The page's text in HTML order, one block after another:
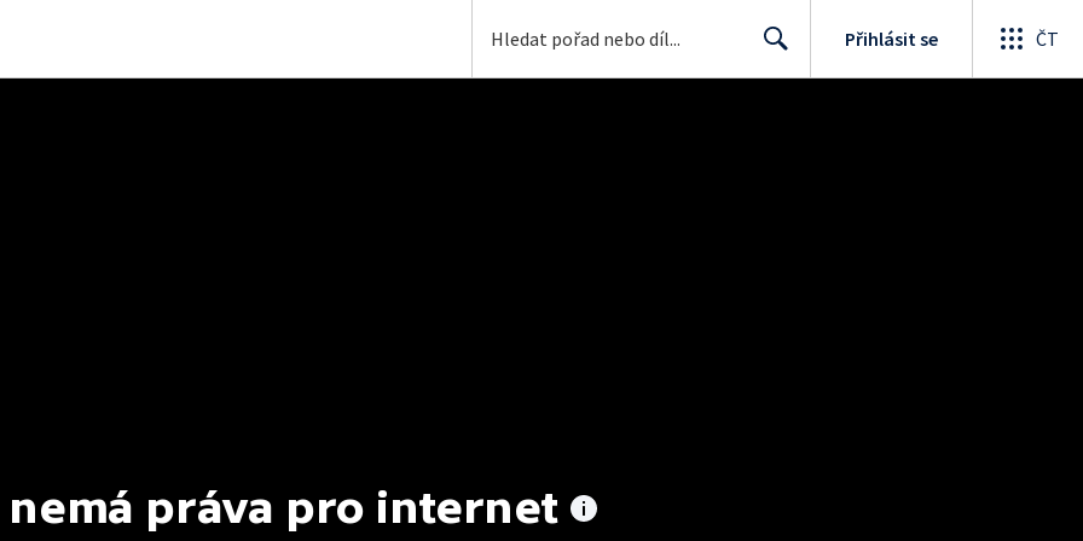
Přihlásit se ČT
nemá práva pro internet